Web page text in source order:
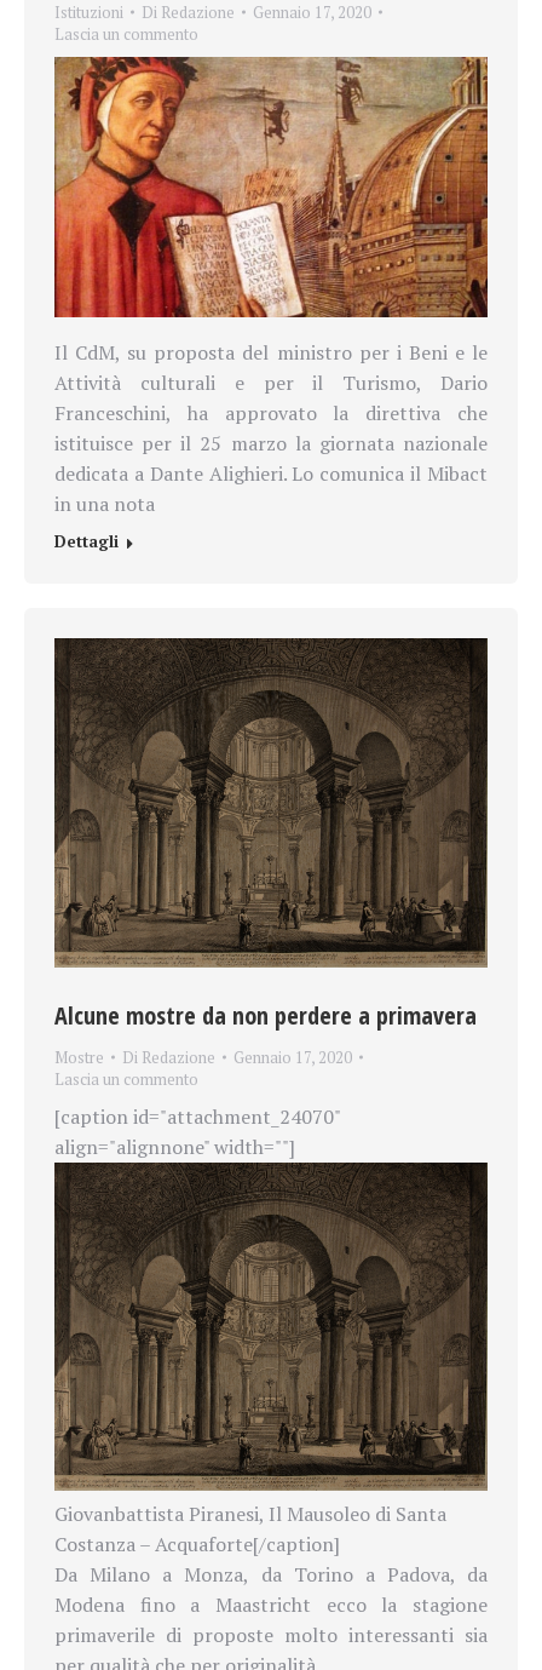
Istituzioni Di Redazione
Gennaio 17, 2020
Lascia un commento
Il CdM, su proposta del ministro per i Beni e le
Attività culturali e per il Turismo, Dario
Franceschini, ha approvato la direttiva che
istituisce per il 25 marzo la giornata nazionale
dedicata a Dante Alighieri. Lo comunica il Mibact
in una nota
Dettagli
Alcune mostre da non perdere a primavera
Mostre Di Redazione
Gennaio 17, 2020
Lascia un commento
[caption id="attachment_24070"
align="alignnone" width=""]
Giovanbattista Piranesi, Il Mausoleo di Santa
Costanza – Acquaforte[/caption]
Da Milano a Monza, da Torino a Padova, da
Modena fino a Maastricht ecco la stagione
primaverile di proposte molto interessanti sia